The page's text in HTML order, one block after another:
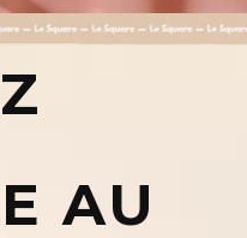
AU